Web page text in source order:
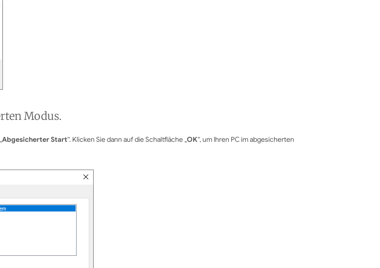
Modus.
Abgesicherter Start“. Klicken Sie dann auf die Schaltfläche „OK“, um Ihren PC im abgesicherten